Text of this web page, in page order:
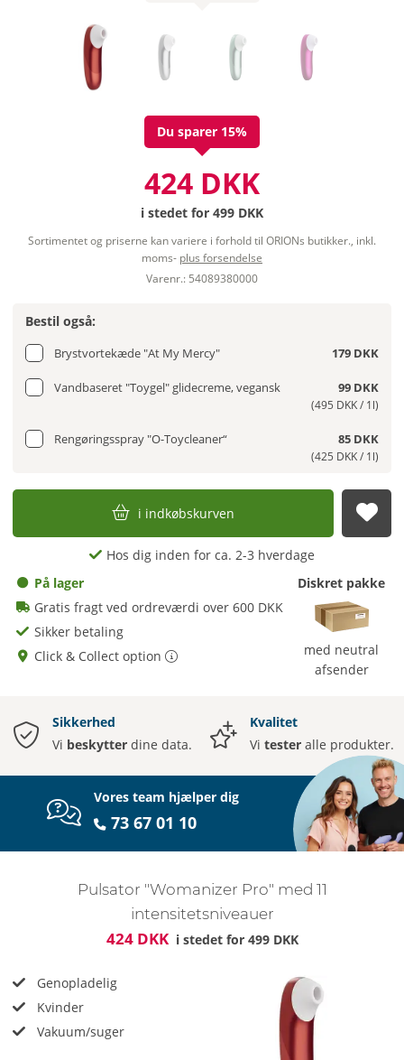
Du sparer 15%
424 DKK
i stedet for 499 DKK
Sortimentet og priserne kan variere i forhold til ORIONs butikker., inkl.
moms- plus forsendelse
Varenr.: 54089380000
Bestil også:
Brystvortekæde "At My Mercy" 179 DKK
Vandbaseret "Toygel" glidecreme, vegansk 99 DKK
(495 DKK / 1l)
Rengøringsspray "O-Toycleaner“ 85 DKK
(425 DKK / 1l)
i indkøbskurven
Hos dig inden for ca. 2-3 hverdage
På lager
Gratis fragt ved ordreværdi over 600 DKK
Sikker betaling
Click & Collect option
Diskret pakke
med neutral
afsender
Sikkerhed
Vi beskytter dine data.
Kvalitet
Vi tester alle produkter.
Vores team hjælper dig
73 67 01 10
Pulsator "Womanizer Pro" med 11
intensitetsniveauer
424 DKK i stedet for 499 DKK
Genopladelig
Kvinder
Vakuum/suger